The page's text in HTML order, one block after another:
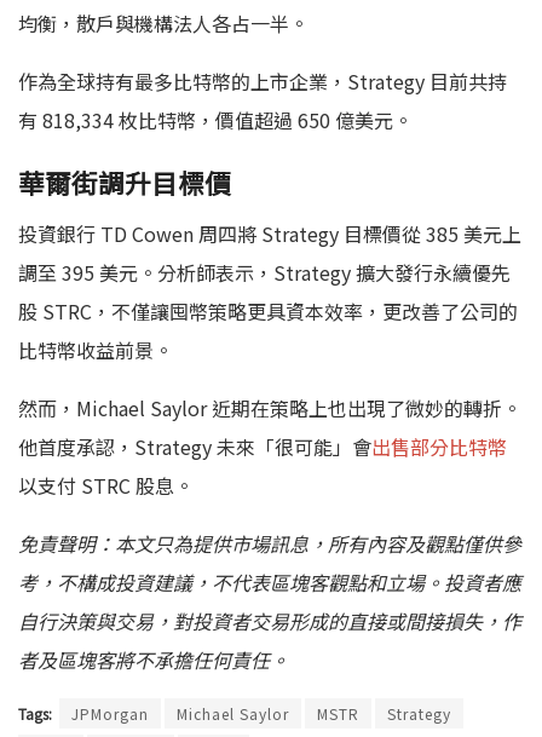
均衡，散戶與機構法人各占一半。
作為全球持有最多比特幣的上市企業，Strategy 目前共持
有 818,334 枚比特幣，價值超過 650 億美元。
華爾街調升目標價
投資銀行 TD Cowen 周四將 Strategy 目標價從 385 美元上
調至 395 美元。分析師表示，Strategy 擴大發行永續優先
股 STRC，不僅讓囤幣策略更具資本效率，更改善了公司的
比特幣收益前景。
然而，Michael Saylor 近期在策略上也出現了微妙的轉折。
他首度承認，Strategy 未來「很可能」會出售部分比特幣
以支付 STRC 股息。
免責聲明：本文只為提供市場訊息，所有內容及觀點僅供參
考，不構成投資建議，不代表區塊客觀點和立場。投資者應
自行決策與交易，對投資者交易形成的直接或間接損失，作
者及區塊客將不承擔任何責任。
Tags: JPMorgan Michael Saylor MSTR
Strategy